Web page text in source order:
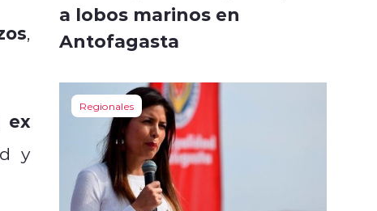
,
ex
y
a lobos marinos en
Antofagasta
Regionales